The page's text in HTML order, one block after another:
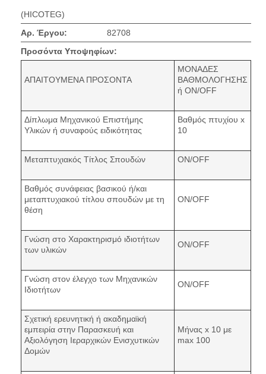
(HICOTEG)
Αρ. Έργου:
82708
Προσόντα Υποψηφίων:
ΑΠΑΙΤΟΥΜΕΝΑ ΠΡΟΣΟΝΤΑ
ΜΟΝΑΔΕΣ
ΒΑΘΜΟΛΟΓΗΣΗΣ
ή ON/OFF
Δίπλωμα Μηχανικού Επιστήμης
Υλικών ή συναφούς ειδικότητας
Βαθμός πτυχίου x
10
Μεταπτυχιακός Τίτλος Σπουδών ON/OFF
Βαθμός συνάφειας βασικού ή/και
μεταπτυχιακού τίτλου σπουδών με τη
θέση
ON/OFF
Γνώση στο Χαρακτηρισμό ιδιοτήτων
των υλικών
ON/OFF
Γνώση στον έλεγχο των Μηχανικών
Ιδιοτήτων
ON/OFF
Σχετική ερευνητική ή ακαδημαϊκή
εμπειρία στην Παρασκευή και
Αξιολόγηση Ιεραρχικών Ενισχυτικών
Δομών
Μήνας x 10 με
max 100